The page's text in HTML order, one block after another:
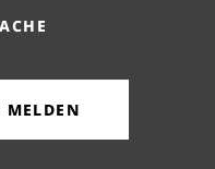
MELDEN